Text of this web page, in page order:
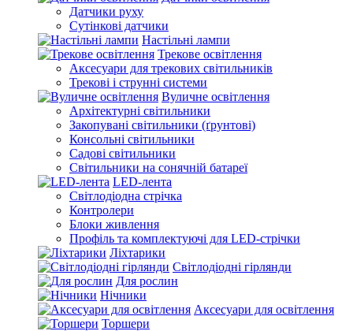
Датчики руху
Сутінкові датчики
Настільні лампи
Трекове освітлення
Аксесуари для трекових світильників
Трекові і струнні системи
Вуличне освітлення
Архітектурні світильники
Закопувані світильники (ґрунтові)
Консольні світильники
Садові світильники
Світильники на сонячній батареї
LED-лента
Світлодіодна стрічка
Контролери
Блоки живлення
Профіль та комплектуючі для LED-стрічки
Ліхтарики
Світлодіодні гірлянди
Для рослин
Нічники
Аксесуари для освітлення
Торшери